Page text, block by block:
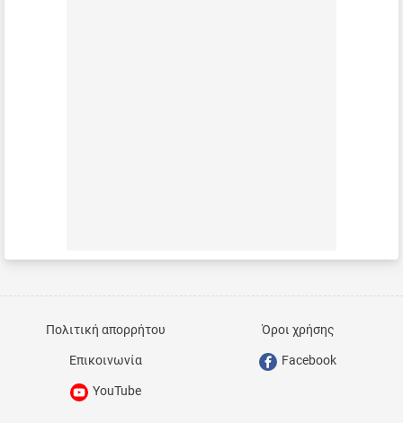
Πολιτική απορρήτου Όροι χρήσης
Επικοινωνία Facebook
YouTube